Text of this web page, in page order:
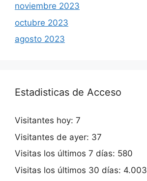
noviembre 2023
octubre 2023
agosto 2023
Estadisticas de Acceso
Visitantes hoy: 7
Visitantes de ayer: 37
Visitas los últimos 7 días: 580
Visitas los últimos 30 días: 4.003